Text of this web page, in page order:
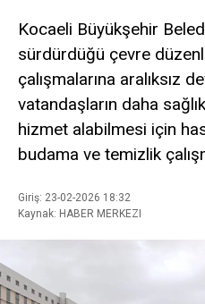
Kocaeli Büyükşehir
sürdürdüğü çevre
çalışmalarına aralıksız
vatandaşların daha
hizmet alabilmesi için
budama ve temizlik
Giriş: 23-02-2026 18:32
Kaynak: HABER MERKEZI